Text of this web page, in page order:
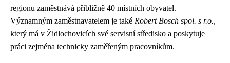
regionu zaměstnává přibližně 40 místních obyvatel.
Významným zaměstnavatelem je také Robert Bosch spol. s r.o.,
který má v Židlochovicích své servisní středisko a poskytuje
práci zejména technicky zaměřeným pracovníkům.